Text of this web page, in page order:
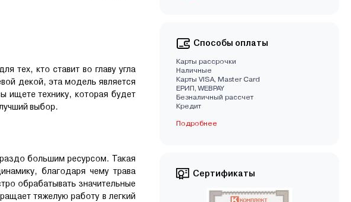
тех, кто ставит во главу угла
декой, эта модель является
ищете технику, которая будет
выбор.
большим ресурсом. Такая
благодаря чему трава
обрабатывать значительные
тяжелую работу в легкий
Способы оплаты
Карты рассрочки
Наличные
Карты VISA, Master Card
EРИП, WEBPAY
Безналичный рассчет
Кредит
Подробнее
Сертификаты